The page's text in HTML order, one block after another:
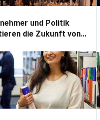
und Politik
die Zukunft von